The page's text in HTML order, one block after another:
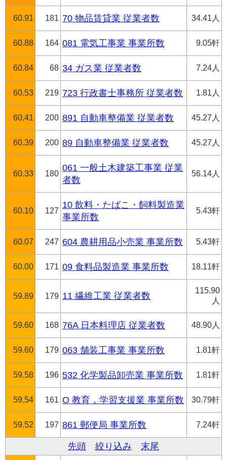
60.91 181 70 物品賃貸業 従業者数 34.41人
60.88 164 081 電気工事業 事業所数 9.05軒
60.84 68 34 ガス業 従業者数 7.24人
60.53 219 723 行政書士事務所 従業者数 1.81人
60.41 200 891 自動車整備業 従業者数 45.27人
60.39 200 89 自動車整備業 従業者数 45.27人
60.33 180
061 一般土木建築工事業 従業
者数
56.14人
60.10 127
10 飲料・たばこ・飼料製造業
事業所数
5.43軒
60.07 247 604 農耕用品小売業 事業所数 5.43軒
60.00 171 09 食料品製造業 事業所数 18.11軒
59.89 179 11 繊維工業 従業者数
115.90
人
59.60 168 76A 日本料理店 従業者数 48.90人
59.60 179 063 舗装工事業 事業所数 1.81軒
59.58 196 532 化学製品卸売業 事業所数 1.81軒
59.54 161 O 教育，学習支援業 事業所数 30.79軒
59.52 197 861 郵便局 事業所数 7.24軒
先頭 絞り込み 末尾